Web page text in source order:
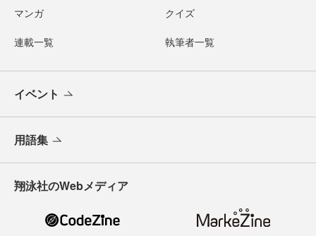
マンガ クイズ
連載一覧 執筆者一覧
イベント
用語集
翔泳社のWebメディア